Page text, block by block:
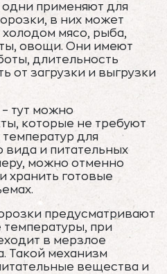
одни применяют для
в них может
мясо, рыба,
овощи. Они имеют
длительность
от загрузки и выгрузки
тут можно
которые не требуют
для
вида и питательных
можно отменно
хранить готовые
предусматривают
температуры, при
в мерзлое
Такой механизм
вещества и